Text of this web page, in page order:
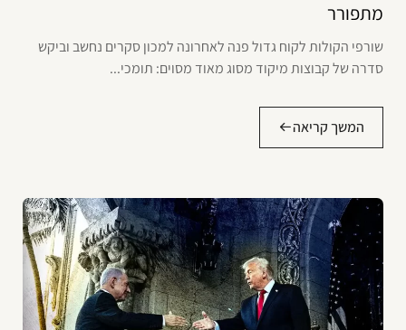
מתפורר
שורפי הקולות לקוח גדול פנה לאחרונה למכון סקרים נחשב וביקש
סדרה של קבוצות מיקוד מסוג מאוד מסוים: תומכי...
המשך קריאה